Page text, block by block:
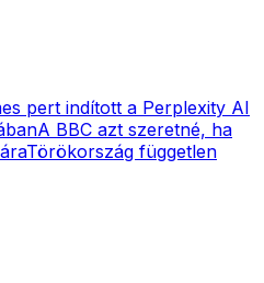
pert indított a Perplexity AI
A BBC azt szeretné, ha
Törökország független